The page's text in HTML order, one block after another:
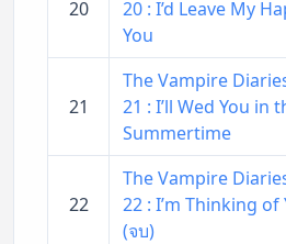
20
20 : I’d Leave My
You
21
The Vampire
21 : I’ll Wed You in
Summertime
22
The Vampire
22 : I’m Thinking
(จบ)